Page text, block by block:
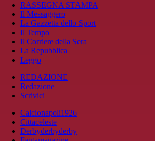
RASSEGNA STAMPA
Il Messaggero
La Gazzetta dello Sport
Il Tempo
Il Corriere della Sera
La Repubblica
Leggo
REDAZIONE
Redazione
Scrivici
Calcionapoli1926
Cittaceleste
Derbyderbyderby